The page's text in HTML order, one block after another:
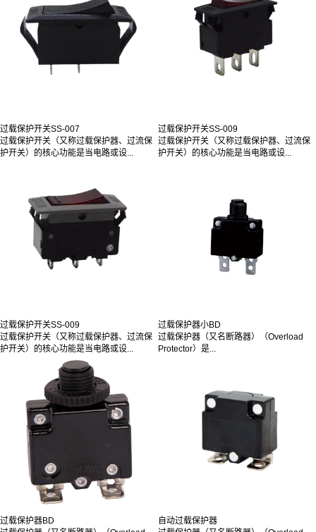
过载保护开关SS-007
过载保护开关（又称过载保护器、过流保
护开关）的核心功能是当电路或设...
过载保护开关SS-009
过载保护开关（又称过载保护器、过流保
护开关）的核心功能是当电路或设...
过载保护开关SS-009
过载保护开关（又称过载保护器、过流保
护开关）的核心功能是当电路或设...
过载保护器小BD
过载保护器（又名断路器）（Overload
Protector）是...
过载保护器BD
自动过载保护器